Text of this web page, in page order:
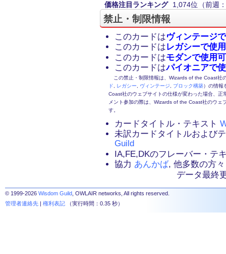
価格注目ランキング
1,074位 （前週
禁止・制限情報
このカードはヴィンテージ
このカードはレガシーで使
このカードはモダンで使用
このカードはパイオニアで
この禁止・制限情報は、Wizards of the Coast社
ド
レガシー ヴィンテージ ブロック構築）の情報
Coast社のウェブサイトの仕様が変わった場合、
メント参加の際は、Wizards of the Coast社のウェ
す。
カードタイトル・テキスト
未訳カードタイトルおよび
Guild
IA,FE,DKのフレーバー・テ
協力 あんかば, 他多数の方々
データ最終
© 1999-2026 Wisdom Guild , OWLAIR networks, All rights reserved.
管理者連絡先 | 権利表記 （実行時間：0.35 秒）